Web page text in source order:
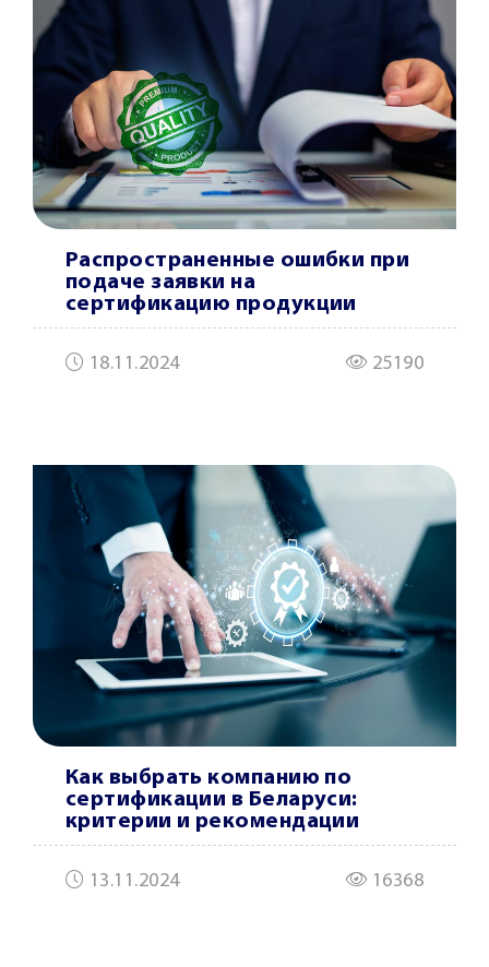
Распространенные ошибки при
подаче заявки на
сертификацию продукции
18.11.2024 25190
Как выбрать компанию по
сертификации в Беларуси:
критерии и рекомендации
13.11.2024 16368